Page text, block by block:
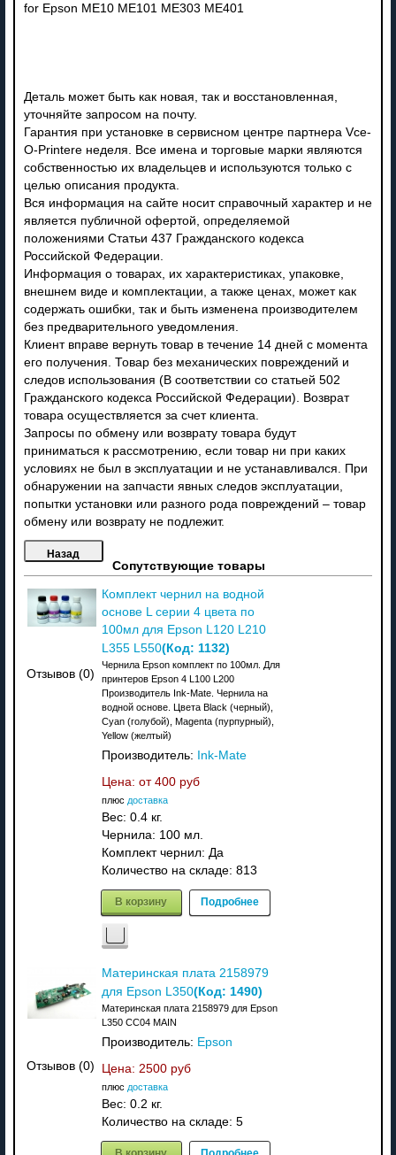
for Epson ME10 ME101 ME303 ME401
Деталь может быть как новая, так и восстановленная,
уточняйте запросом на почту.
Гарантия при установке в сервисном центре партнера Vce-
O-Printere неделя. Все имена и торговые марки являются
собственностью их владельцев и используются только с
целью описания продукта.
Вся информация на сайте носит справочный характер и не
является публичной офертой, определяемой
положениями Статьи 437 Гражданского кодекса
Российской Федерации.
Информация о товарах, их характеристиках, упаковке,
внешнем виде и комплектации, а также ценах, может как
содержать ошибки, так и быть изменена производителем
без предварительного уведомления.
Клиент вправе вернуть товар в течение 14 дней с момента
его получения. Товар без механических повреждений и
следов использования (В соответствии со статьей 502
Гражданского кодекса Российской Федерации). Возврат
товара осуществляется за счет клиента.
Запросы по обмену или возврату товара будут
приниматься к рассмотрению, если товар ни при каких
условиях не был в эксплуатации и не устанавливался. При
обнаружении на запчасти явных следов эксплуатации,
попытки установки или разного рода повреждений – товар
обмену или возврату не подлежит.
Сопутствующие товары
Отзывов (0)
Комплект чернил на водной
основе L серии 4 цвета по
100мл для Epson L120 L210
L355 L550(Код: 1132)
Чернила Epson комплект по 100мл. Для
принтеров Epson 4 L100 L200
Производитель Ink-Mate. Чернила на
водной основе. Цвета Black (черный),
Cyan (голубой), Magenta (пурпурный),
Yellow (желтый)
Производитель: Ink-Mate
Цена: от 400 руб
плюс доставка
Вес: 0.4 кг.
Чернила: 100 мл.
Комплект чернил: Да
Количество на складе: 813
В корзину Подробнее
Отзывов (0)
Материнская плата 2158979
для Epson L350(Код: 1490)
Материнская плата 2158979 для Epson
L350 CC04 MAIN
Производитель: Epson
Цена: 2500 руб
плюс доставка
Вес: 0.2 кг.
Количество на складе: 5